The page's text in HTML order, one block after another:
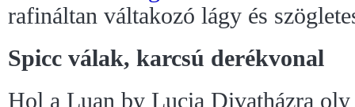
rafináltan váltakozó lágy és
Spicc válak, karcsú derékvonal
Hol a Luan by Lucia Divatházra